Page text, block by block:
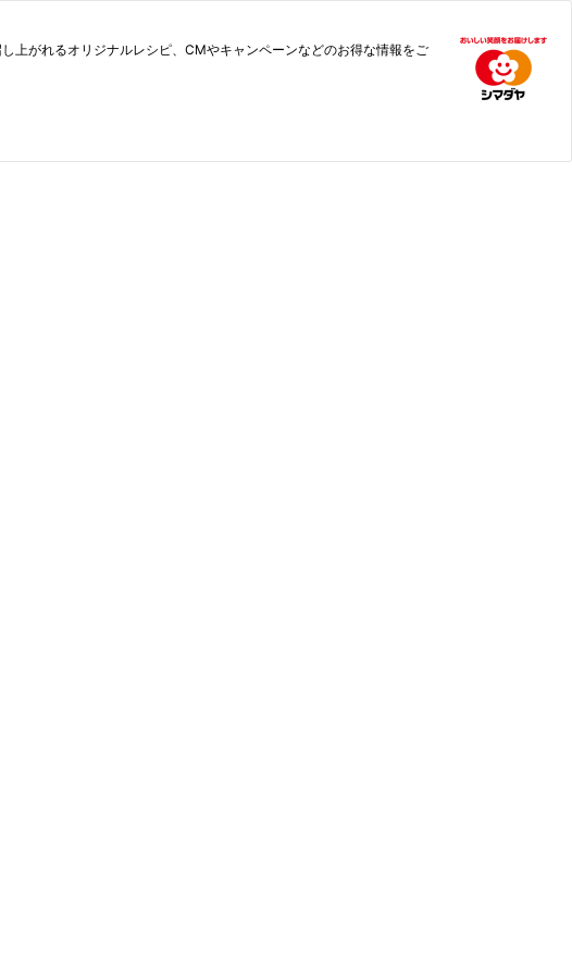
上がれるオリジナルレシピ、CMやキャンペーンなどのお得な情報をご